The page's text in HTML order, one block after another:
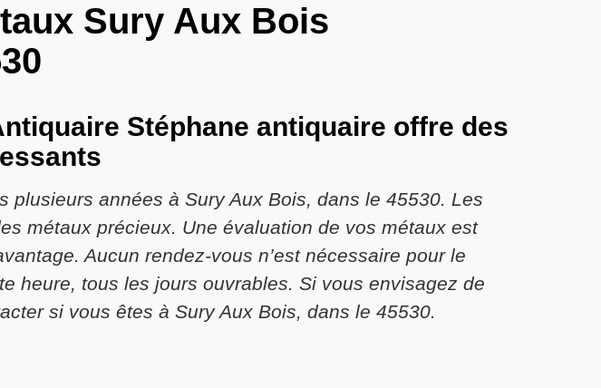
Sury Aux Bois
Stéphane antiquaire offre des
plusieurs années à Sury Aux Bois, dans le 45530. Les
métaux précieux. Une évaluation de vos métaux est
Aucun rendez-vous n’est nécessaire pour le
heure, tous les jours ouvrables. Si vous envisagez de
si vous êtes à Sury Aux Bois, dans le 45530.